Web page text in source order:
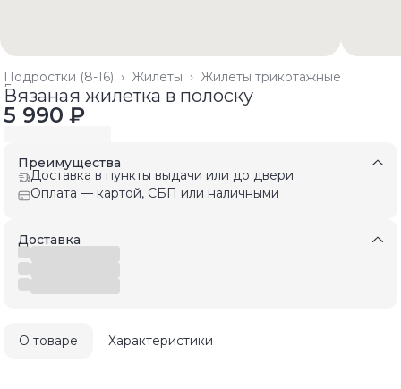
Жилеты трикотажные
Жилеты ›
Подростки (8-16) ›
Главная ›
Вязаная жилетка в полоску
5 990 ₽
Преимущества
Доставка в пункты выдачи или до двери
Оплата — картой, СБП или наличными
Доставка
О товаре Характеристики